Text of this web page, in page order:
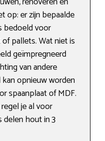
op: er zijn bepaalde
bedoeld voor
pallets. Wat niet is
geïmpregneerd
van andere
opnieuw worden
spaanplaat of MDF.
je al voor
hout in 3